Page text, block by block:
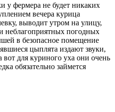
у фермера не будет никаких
вечера курица
выводит утром на улицу,
неблагоприятных погодных
в безопасное помещение
цыплята издают звуки,
для куриного уха они очень
обязательно займется